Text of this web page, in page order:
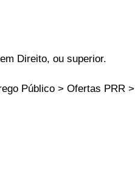
Direito, ou superior.
Público > Ofertas PRR >